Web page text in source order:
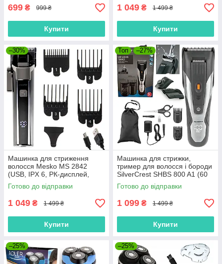
699 ₴ 999 ₴
Купити
1 049 ₴ 1 499 ₴
Купити
–30%
Машинка для стриження
волосся Mesko MS 2842
(USB, IPX 6, РК-дисплей,
Польща)
Готово до відправки
1 049 ₴ 1 499 ₴
Купити
Топ –27%
Машинка для стрижки,
тример для волосся і бороди
SilverCrest SHBS 800 A1 (60
хв, Німеччина)
Готово до відправки
1 099 ₴ 1 499 ₴
Купити
–25% –25%